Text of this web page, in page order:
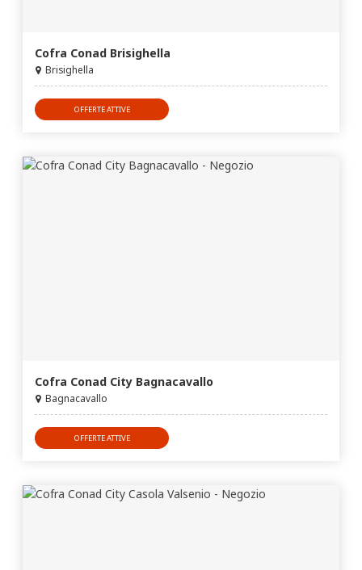
Cofra Conad Brisighella
Brisighella
OFFERTE ATTIVE
Cofra Conad City Bagnacavallo
Bagnacavallo
OFFERTE ATTIVE